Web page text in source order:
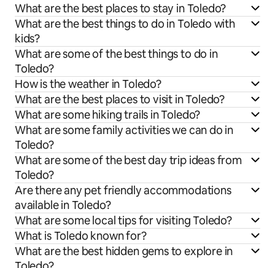
What are the best places to stay in Toledo?
What are the best things to do in Toledo with
kids?
What are some of the best things to do in
Toledo?
How is the weather in Toledo?
What are the best places to visit in Toledo?
What are some hiking trails in Toledo?
What are some family activities we can do in
Toledo?
What are some of the best day trip ideas from
Toledo?
Are there any pet friendly accommodations
available in Toledo?
What are some local tips for visiting Toledo?
What is Toledo known for?
What are the best hidden gems to explore in